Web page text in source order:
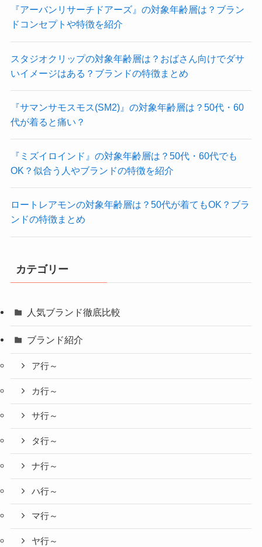
『アーバンリサーチドアーズ』の対象年齢層は？ブラン
ドコンセプトや特徴を紹介
スタジオクリップの対象年齢層は？おばさん向けでダサ
いイメージはある？ブランドの特徴まとめ
『サマンサモスモス(SM2)』の対象年齢層は？50代・60
代が着ると痛い？
『ミズイロインド』の対象年齢層は？50代・60代でも
OK？似合う人やブランドの特徴を紹介
ロートレアモンの対象年齢層は？50代が着てもOK？ブラ
ンドの特徴まとめ
カテゴリー
人気ブランド徹底比較
ブランド紹介
ア行～
カ行～
サ行～
タ行～
ナ行～
ハ行～
マ行～
ヤ行～